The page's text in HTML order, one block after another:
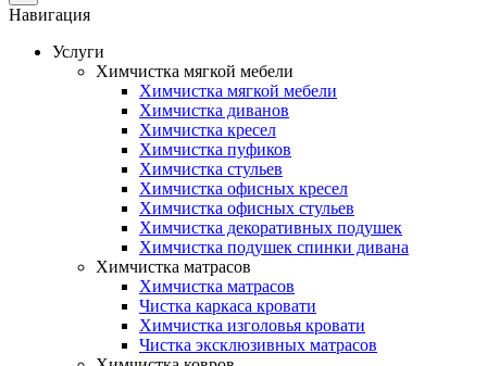
Навигация
Услуги
Химчистка мягкой мебели
Химчистка мягкой мебели
Химчистка диванов
Химчистка кресел
Химчистка пуфиков
Химчистка стульев
Химчистка офисных кресел
Химчистка офисных стульев
Химчистка декоративных подушек
Химчистка подушек спинки дивана
Химчистка матрасов
Химчистка матрасов
Чистка каркаса кровати
Химчистка изголовья кровати
Чистка эксклюзивных матрасов